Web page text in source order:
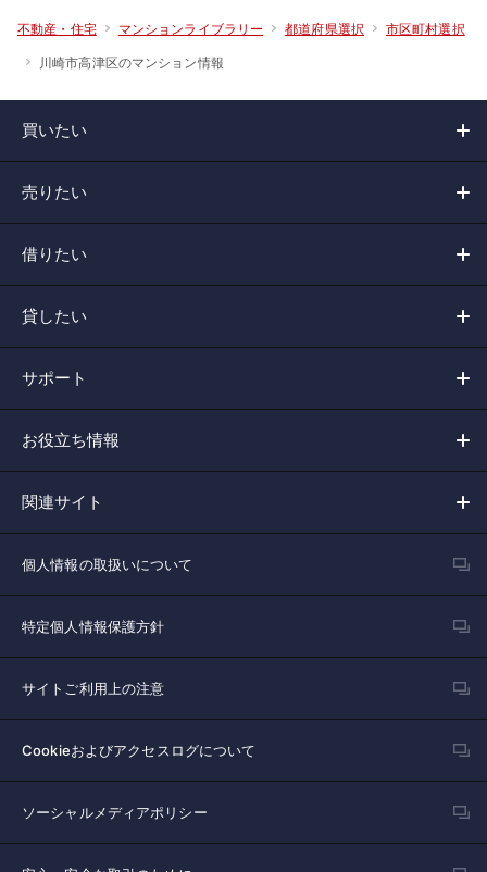
不動産・住宅 マンションライブラリー 都道府県選択 市区町村選択
川崎市高津区のマンション情報
買いたい
売りたい
借りたい
貸したい
サポート
お役立ち情報
関連サイト
個人情報の取扱いについて
特定個人情報保護方針
サイトご利用上の注意
Cookieおよびアクセスログについて
ソーシャルメディアポリシー